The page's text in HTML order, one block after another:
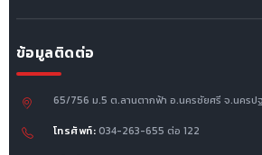
ข้อมูลติดต่อ
65/756 ม.5 ต.ลานตากฟ้า อ.นครชัยศรี จ.นครป
โทรศัพท์: 034-263-655 ต่อ 122